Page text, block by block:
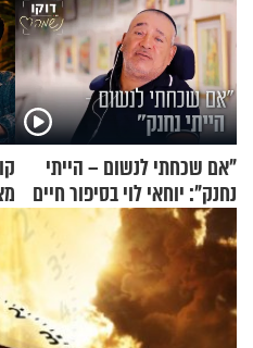
"אם שכחתי לנשום – הייתי
נחנק": יוחאי לוי בסיפור חיים
מעורר השראה